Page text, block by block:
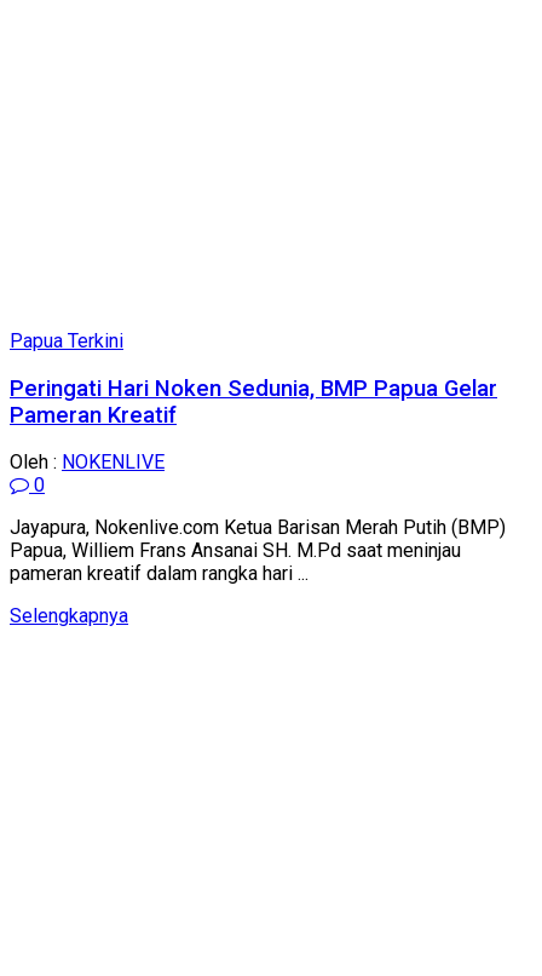
Papua Terkini
Peringati Hari Noken Sedunia, BMP Papua Gelar
Pameran Kreatif
Oleh : NOKENLIVE
0
Jayapura, Nokenlive.com Ketua Barisan Merah Putih (BMP)
Papua, Williem Frans Ansanai SH. M.Pd saat meninjau
pameran kreatif dalam rangka hari ...
SelengkapnyaDetails